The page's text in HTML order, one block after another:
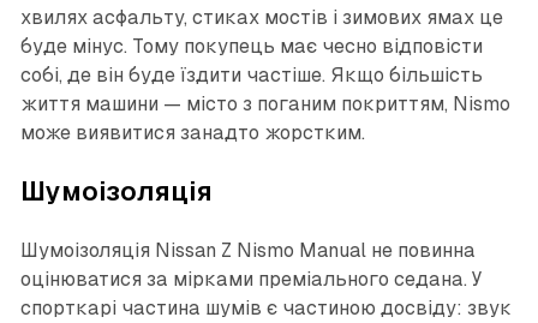
хвилях асфальту, стиках мостів і зимових ямах це
буде мінус. Тому покупець має чесно відповісти
собі, де він буде їздити частіше. Якщо більшість
життя машини — місто з поганим покриттям, Nismo
може виявитися занадто жорстким.
Шумоізоляція
Шумоізоляція Nissan Z Nismo Manual не повинна
оцінюватися за мірками преміального седана. У
спорткарі частина шумів є частиною досвіду: звук